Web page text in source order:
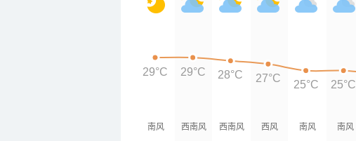
南风 西南风 西南风 西风 南风 南风
29°C 29°C 28°C 27°C
25°C 25°C